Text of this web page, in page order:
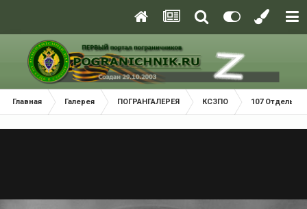
Главная Галерея ПОГРАНГАЛЕРЕЯ КСЗПО 107